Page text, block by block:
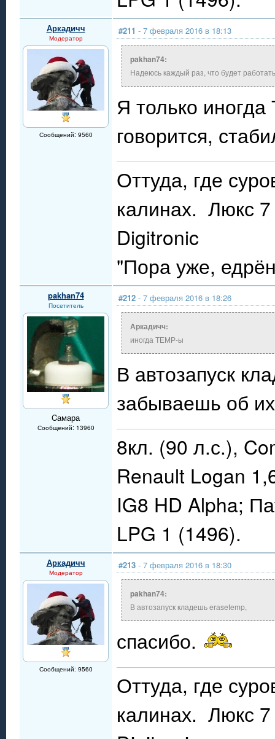
Аркадичч
Модератор
Сообщений: 9560
#211 - 7 февраля 2016 в 18:13
pakhan74:
Надеюсь каждый раз, что будет
Я только
говорится,
Оттуда, где
калинах. Люкс
Digitronic
"Пора уже,
pakhan74
Посетитель
Cамара
Сообщений: 13960
#212 - 7 февраля 2016 в 18:26
Аркадичч:
иногда ТЕМР-ы
В автозапуск
забываешь об
8кл. (90 л.с.),
Renault Logan
IG8 HD Alpha;
LPG 1 (1496).
Аркадичч
Модератор
Сообщений: 9560
#213 - 7 февраля 2016 в 18:30
pakhan74:
В автозапуск кладешь erаsetemp,
спасибо.
Оттуда, где
калинах. Люкс